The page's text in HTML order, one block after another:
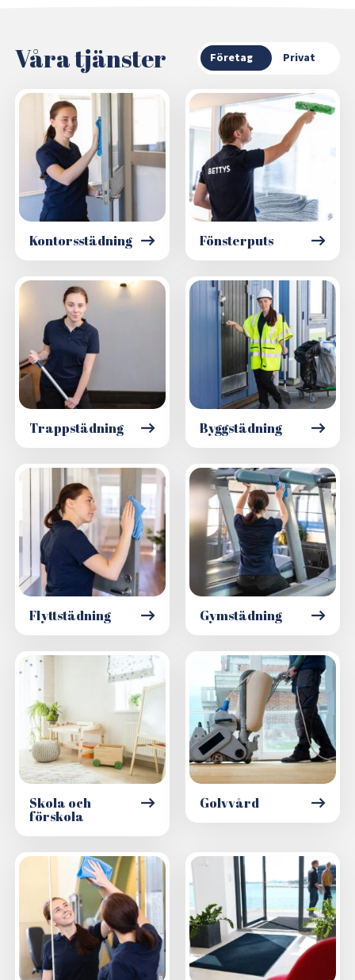
Våra tjänster Företag Privat
Kontorsstädning Fönsterputs
Trappstädning Byggstädning
Flyttstädning Gymstädning
Skola och
förskola
Golvvård